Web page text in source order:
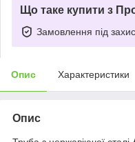
Що таке купити з
Замовлення під
Опис Характеристики
Опис